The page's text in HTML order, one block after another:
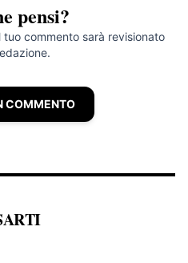
pensi?
commento sarà revisionato
COMMENTO